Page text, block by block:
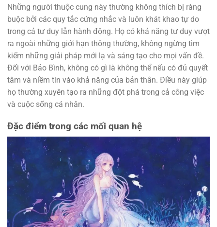
Những người thuộc cung này thường không thích bị ràng
buộc bởi các quy tắc cứng nhắc và luôn khát khao tự do
trong cả tư duy lẫn hành động. Họ có khả năng tư duy vượt
ra ngoài những giới hạn thông thường, không ngừng tìm
kiếm những giải pháp mới lạ và sáng tạo cho mọi vấn đề.
Đối với Bảo Bình, không có gì là không thể nếu có đủ quyết
tâm và niềm tin vào khả năng của bản thân. Điều này giúp
họ thường xuyên tạo ra những đột phá trong cả công việc
và cuộc sống cá nhân.
Đặc điểm trong các mối quan hệ